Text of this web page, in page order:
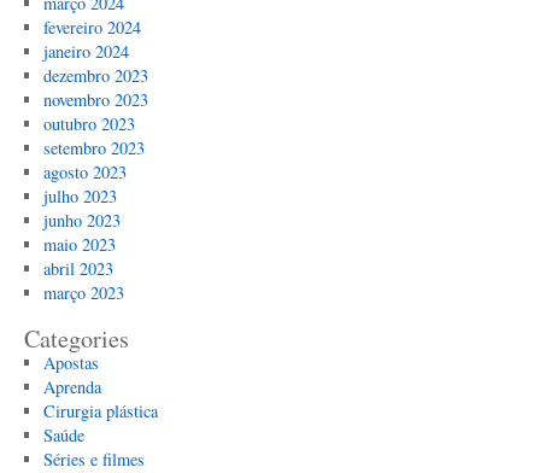
fevereiro 2024
janeiro 2024
dezembro 2023
novembro 2023
outubro 2023
setembro 2023
agosto 2023
julho 2023
junho 2023
maio 2023
abril 2023
março 2023
Categories
Apostas
Aprenda
Cirurgia plástica
Saúde
Séries e filmes